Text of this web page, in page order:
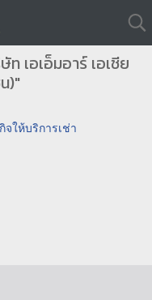
เอเอ็มอาร์ เอเชีย
)"
จให้บริการเช่า